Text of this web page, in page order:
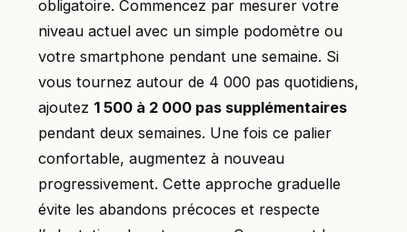
obligatoire. Commencez par mesurer votre
niveau actuel avec un simple podomètre ou
votre smartphone pendant une semaine. Si
vous tournez autour de 4 000 pas quotidiens,
ajoutez 1 500 à 2 000 pas supplémentaires
pendant deux semaines. Une fois ce palier
confortable, augmentez à nouveau
progressivement. Cette approche graduelle
évite les abandons précoces et respecte